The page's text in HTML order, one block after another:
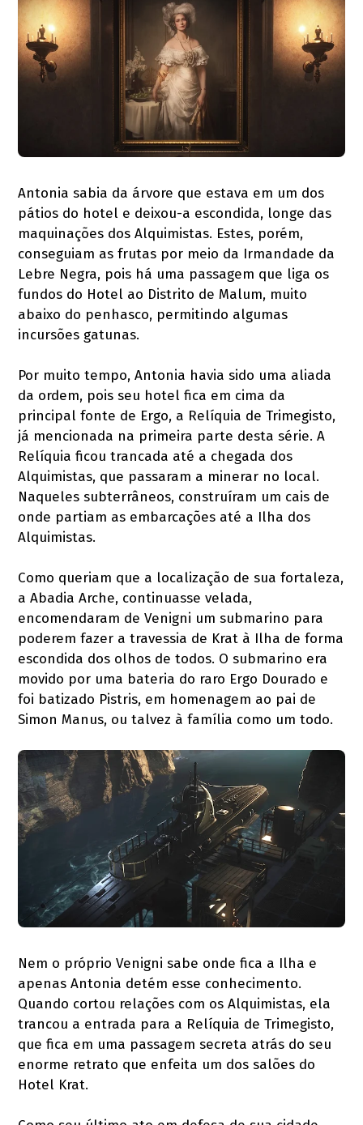
Antonia sabia da árvore que estava em um dos
pátios do hotel e deixou-a escondida, longe das
maquinações dos Alquimistas. Estes, porém,
conseguiam as frutas por meio da Irmandade da
Lebre Negra, pois há uma passagem que liga os
fundos do Hotel ao Distrito de Malum, muito
abaixo do penhasco, permitindo algumas
incursões gatunas.
Por muito tempo, Antonia havia sido uma aliada
da ordem, pois seu hotel fica em cima da
principal fonte de Ergo, a Relíquia de Trimegisto,
já mencionada na primeira parte desta série. A
Relíquia ficou trancada até a chegada dos
Alquimistas, que passaram a minerar no local.
Naqueles subterrâneos, construíram um cais de
onde partiam as embarcações até a Ilha dos
Alquimistas.
Como queriam que a localização de sua fortaleza,
a Abadia Arche, continuasse velada,
encomendaram de Venigni um submarino para
poderem fazer a travessia de Krat à Ilha de forma
escondida dos olhos de todos. O submarino era
movido por uma bateria do raro Ergo Dourado e
foi batizado Pistris, em homenagem ao pai de
Simon Manus, ou talvez à família como um todo.
Nem o próprio Venigni sabe onde fica a Ilha e
apenas Antonia detém esse conhecimento.
Quando cortou relações com os Alquimistas, ela
trancou a entrada para a Relíquia de Trimegisto,
que fica em uma passagem secreta atrás do seu
enorme retrato que enfeita um dos salões do
Hotel Krat.